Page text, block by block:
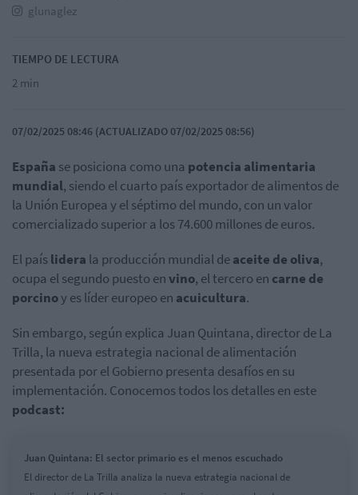
glunaglez
TIEMPO DE LECTURA
2 min
07/02/2025 08:46 (ACTUALIZADO 07/02/2025 08:56)
España se posiciona como una potencia alimentaria
mundial, siendo el cuarto país exportador de alimentos de
la Unión Europea y el séptimo del mundo, con un valor
comercializado superior a los 74.600 millones de euros.
El paíslidera la producción mundial deaceite de oliva,
ocupa el segundo puesto envino, el tercero en carne de
porcinoy es líder europeo en acuicultura.
Sin embargo, según explica Juan Quintana, director de La
Trilla, la nueva estrategia nacional de alimentación
presentada por el Gobierno presenta desafíos en su
implementación. Conocemos todos los detalles en este
podcast:
Juan Quintana: El sector primario es el menos escuchado
El director de La Trilla analiza la nueva estrategia nacional de